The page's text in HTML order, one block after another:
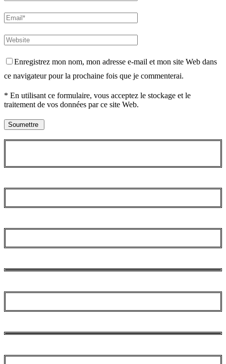
Enregistrez mon nom, mon adresse e-mail et mon site Web dans
ce navigateur pour la prochaine fois que je commenterai.
* En utilisant ce formulaire, vous acceptez le stockage et le
traitement de vos données par ce site Web.